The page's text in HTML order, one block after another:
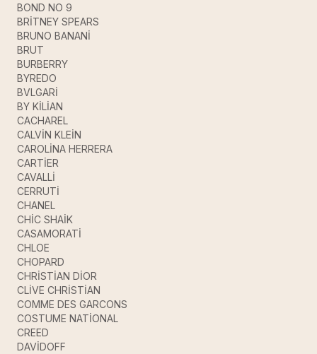
BOND NO 9
BRİTNEY SPEARS
BRUNO BANANİ
BRUT
BURBERRY
BYREDO
BVLGARİ
BY KİLİAN
CACHAREL
CALVİN KLEİN
CAROLİNA HERRERA
CARTİER
CAVALLİ
CERRUTİ
CHANEL
CHİC SHAİK
CASAMORATİ
CHLOE
CHOPARD
CHRİSTİAN DİOR
CLİVE CHRİSTİAN
COMME DES GARCONS
COSTUME NATİONAL
CREED
DAVİDOFF